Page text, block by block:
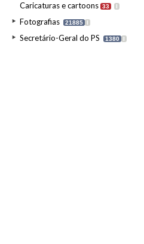
Caricaturas e cartoons 33 I
Fotografias 21885 I
Secretário-Geral do PS 1380 I